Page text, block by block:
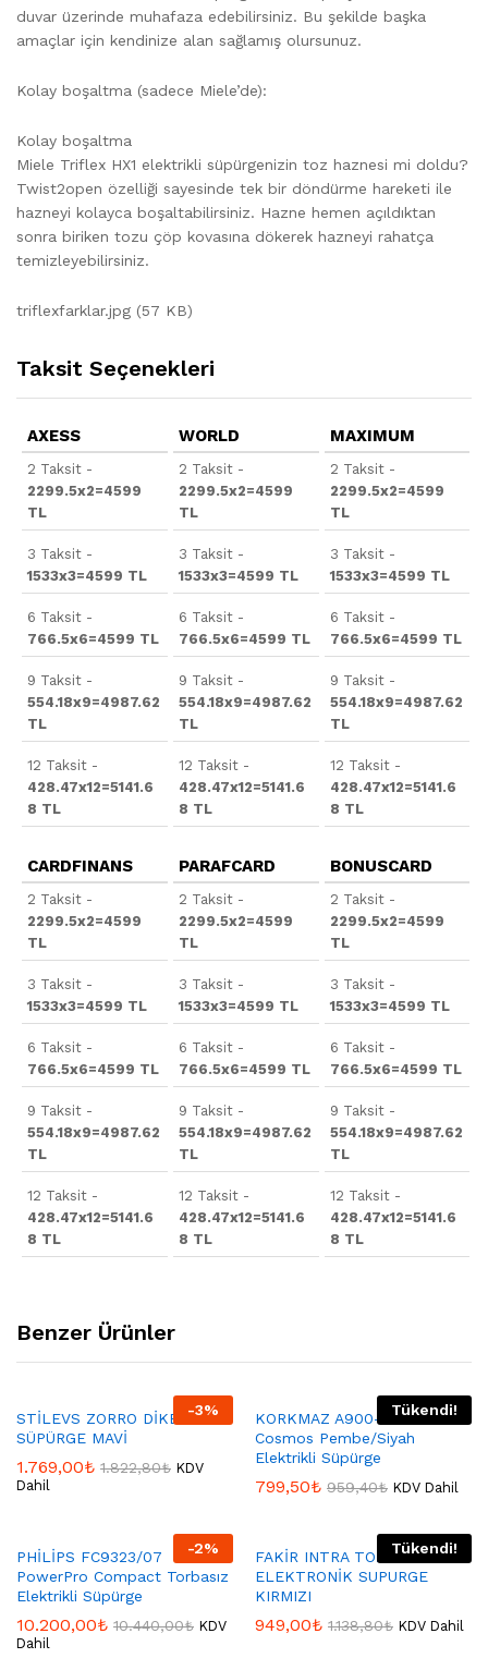
duvar üzerinde muhafaza edebilirsiniz. Bu şekilde başka
amaçlar için kendinize alan sağlamış olursunuz.
Kolay boşaltma (sadece Miele’de):
Kolay boşaltma
Miele Triflex HX1 elektrikli süpürgenizin toz haznesi mi doldu?
Twist2open özelliği sayesinde tek bir döndürme hareketi ile
hazneyi kolayca boşaltabilirsiniz. Hazne hemen açıldıktan
sonra biriken tozu çöp kovasına dökerek hazneyi rahatça
temizleyebilirsiniz.
triflexfarklar.jpg (57 KB)
Taksit Seçenekleri
AXESS
2 Taksit -
2299.5x2=4599
TL
3 Taksit -
1533x3=4599 TL
6 Taksit -
766.5x6=4599 TL
9 Taksit -
554.18x9=4987.62
TL
12 Taksit -
428.47x12=5141.6
8 TL
WORLD
2 Taksit -
2299.5x2=4599
TL
3 Taksit -
1533x3=4599 TL
6 Taksit -
766.5x6=4599 TL
9 Taksit -
554.18x9=4987.62
TL
12 Taksit -
428.47x12=5141.6
8 TL
MAXIMUM
2 Taksit -
2299.5x2=4599
TL
3 Taksit -
1533x3=4599 TL
6 Taksit -
766.5x6=4599 TL
9 Taksit -
554.18x9=4987.62
TL
12 Taksit -
428.47x12=5141.6
8 TL
CARDFINANS
2 Taksit -
2299.5x2=4599
TL
3 Taksit -
1533x3=4599 TL
6 Taksit -
766.5x6=4599 TL
9 Taksit -
554.18x9=4987.62
TL
12 Taksit -
428.47x12=5141.6
8 TL
PARAFCARD
2 Taksit -
2299.5x2=4599
TL
3 Taksit -
1533x3=4599 TL
6 Taksit -
766.5x6=4599 TL
9 Taksit -
554.18x9=4987.62
TL
12 Taksit -
428.47x12=5141.6
8 TL
BONUSCARD
2 Taksit -
2299.5x2=4599
TL
3 Taksit -
1533x3=4599 TL
6 Taksit -
766.5x6=4599 TL
9 Taksit -
554.18x9=4987.62
TL
12 Taksit -
428.47x12=5141.6
8 TL
Benzer Ürünler
-3%
STİLEVS ZORRO DİKEY
SÜPÜRGE MAVİ
1.769,00₺ 1.822,80₺ KDV
Dahil
Tükendi!
KORKMAZ A900-03 Korkmaz
Cosmos Pembe/Siyah
Elektrikli Süpürge
799,50₺ 959,40₺ KDV Dahil
-2%
PHİLİPS FC9323/07
PowerPro Compact Torbasız
Elektrikli Süpürge
10.200,00₺ 10.440,00₺ KDV
Dahil
Tükendi!
FAKİR INTRA TOZ TORBASIZ
ELEKTRONİK SUPURGE
KIRMIZI
949,00₺ 1.138,80₺ KDV Dahil